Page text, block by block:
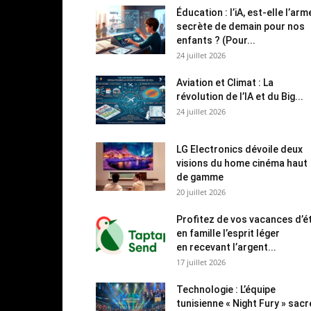
Éducation : l’iA, est-elle
secrète de demain pour nos
enfants ? (Pour...
24 juillet 2026
Aviation et Climat : La
révolution de l’IA et du Big...
24 juillet 2026
LG Electronics dévoile deux
visions du home cinéma haut
de gamme
20 juillet 2026
Profitez de vos vacances
en famille l’esprit léger
en recevant l’argent...
17 juillet 2026
Technologie : L’équipe
tunisienne « Night Fury »